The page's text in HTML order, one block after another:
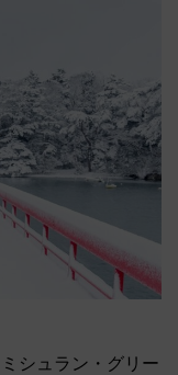
シュラン・グリー